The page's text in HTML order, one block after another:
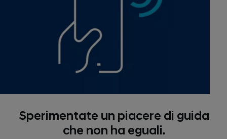
Sperimentate un piacere di guida
che non ha eguali.